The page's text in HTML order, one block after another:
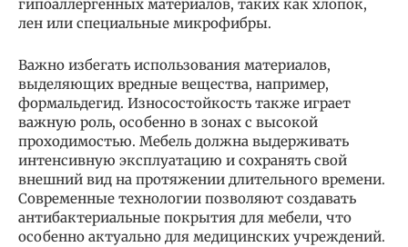
гипоаллергенных материалов, таких как хлопок,
лен или специальные микрофибры.
Важно избегать использования материалов,
выделяющих вредные вещества, например,
формальдегид. Износостойкость также играет
важную роль, особенно в зонах с высокой
проходимостью. Мебель должна выдерживать
интенсивную эксплуатацию и сохранять свой
внешний вид на протяжении длительного времени.
Современные технологии позволяют создавать
антибактериальные покрытия для мебели, что
особенно актуально для медицинских учреждений.